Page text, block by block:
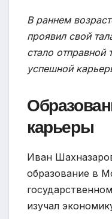
В раннем
проявил свой
стало отправной
успешной
карьеры
Иван
образование в
изучал